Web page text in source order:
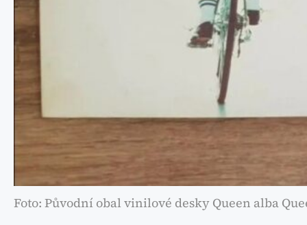
Foto: Původní obal vinilové desky Queen alba